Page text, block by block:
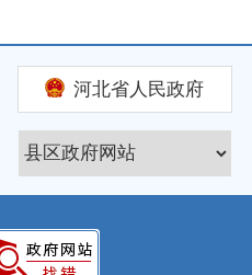
河北省人民政府